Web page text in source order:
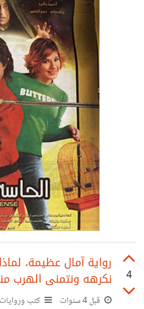
4
رواية آمال عظيمة،
نكرهه ونتمنى الهرب
قبل 4 سنوات كتب وروايات